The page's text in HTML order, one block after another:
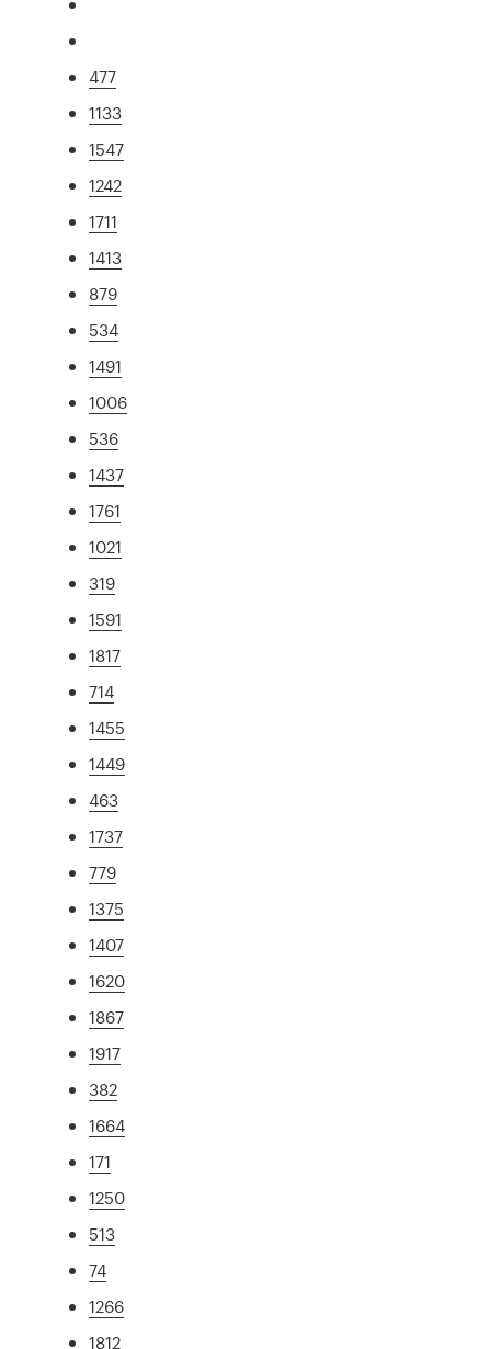
477
1133
1547
1242
1711
1413
879
534
1491
1006
536
1437
1761
1021
319
1591
1817
714
1455
1449
463
1737
779
1375
1407
1620
1867
1917
382
1664
171
1250
513
74
1266
1812